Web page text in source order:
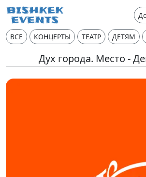
ВСЕ КОНЦЕРТЫ ТЕАТР ДЕТЯМ
Дух города. Место -